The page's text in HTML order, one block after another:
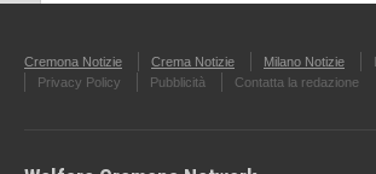
Cremona Notizie Crema Notizie Milano Notizie
Privacy Policy
Pubblicità Contatta la redazione